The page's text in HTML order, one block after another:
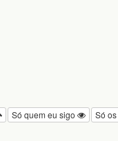
Só
Só quem eu sigo